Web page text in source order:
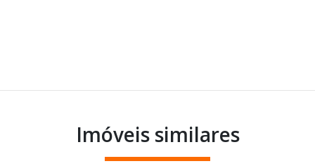
Imóveis similares